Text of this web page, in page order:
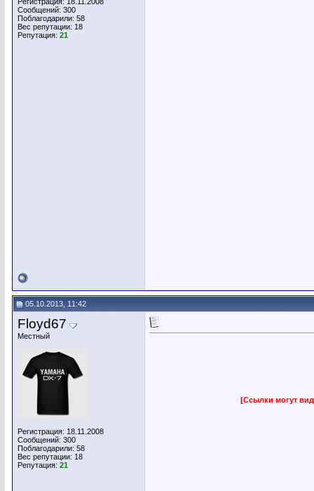
Сообщений: 300
Поблагодарили: 58
Вес репутации: 18
Репутация: 21
05.10.2013, 11:42
Floyd67
Местный
Регистрация: 18.11.2008
Сообщений: 300
Поблагодарили: 58
Вес репутации: 18
Репутация: 21
[Ссылки могут